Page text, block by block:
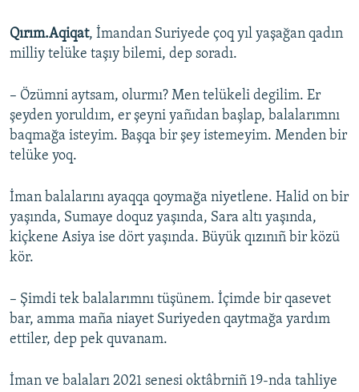
Qırım.Aqiqat, İmandan Suriyede çoq yıl yaşağan qadın
milliy telüke taşıy bilemi, dep soradı.
– Özümni aytsam, olurmı? Men telükeli degilim. Er
şeyden yoruldım, er şeyni yañıdan başlap, balalarımnı
baqmağa isteyim. Başqa bir şey istemeyim. Menden bir
telüke yoq.
İman balalarını ayaqqa qoymağa niyetlene. Halid on bir
yaşında, Sumaye doquz yaşında, Sara altı yaşında,
kiçkene Asiya ise dört yaşında. Büyük qızınıñ bir közü
kör.
– Şimdi tek balalarımnı tüşünem. İçimde bir qasevet
bar, amma maña niayet Suriyeden qaytmağa yardım
ettiler, dep pek quvanam.
İman ve balaları 2021 senesi oktâbrniñ 19-nda tahliye